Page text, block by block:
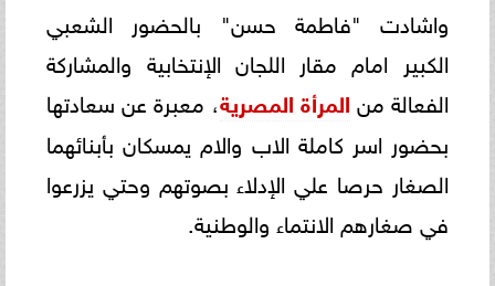
واشادت "فاطمة حسن" بالحضور الشعبي
الكبير امام مقار اللجان الإنتخابية والمشاركة
الفعالة من المرأة المصرية، معبرة عن سعادتها
بحضور اسر كاملة الاب والام يمسكان بأبنائهما
الصغار حرصا علي الإدلاء بصوتهم وحتي يزرعوا
في صغارهم الانتماء والوطنية.